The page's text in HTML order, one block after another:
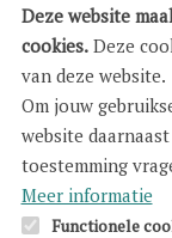
Image
Deze website
cookies.Deze
van deze website.
Om jouw
website
toestemming
Meer informatie
Functionele